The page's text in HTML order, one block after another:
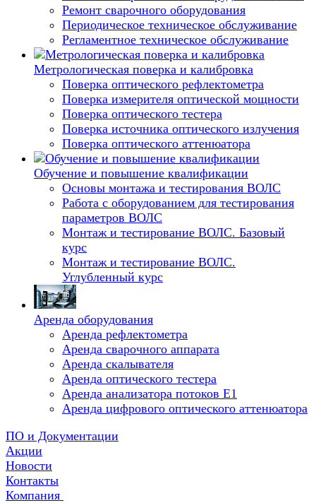
Ремонт сварочного оборудования
Периодическое техническое обслуживание
Регламентное техническое обслуживание
Метрологическая поверка и калибровка
Поверка оптического рефлектометра
Поверка измерителя оптической мощности
Поверка оптического тестера
Поверка источника оптического излучения
Поверка оптического аттенюатора
Обучение и повышение квалификации
Основы монтажа и тестирования ВОЛС
Работа с оборудованием для тестирования
параметров ВОЛС
Монтаж и тестирование ВОЛС. Базовый
курс
Монтаж и тестирование ВОЛС.
Углубленный курс
Аренда оборудования
Аренда рефлектометра
Аренда сварочного аппарата
Аренда скалывателя
Аренда оптического тестера
Аренда анализатора потоков Е1
Аренда цифрового оптического аттенюатора
ПО и Документации
Акции
Новости
Контакты
Компания